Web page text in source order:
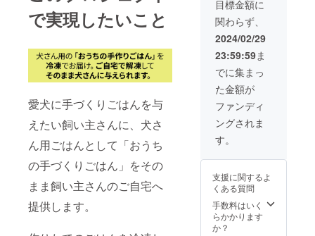
で実現したいこと
愛犬に手づくりごはんを与
えたい飼い主さんに、犬さ
ん用ごはんとして「おうち
の手づくりごはん」をその
まま飼い主さんのご自宅へ
提供します。
ジェク
ト本文
をご確
認くだ
さい。
金はカ
ウンセ
リング
終了後
にお伝
えする
銀行口
座へお
振込い
ただき
ます
（振込
主様ご
負
担）。
・オン
ライン
カウン
お届け
途中の
レシピ
内容の
変更は
できま
せん。
【お召
し上が
り方・
お食事
量の目
けの際
に同梱
される
冊子に
詳しく
記載し
詳しく
記載し
ていま
すの
ちらを
よくお
読みい
ただい
た上で
お召し
上がり
【レシ
ピにつ
いて】
＜お肉
ごはん
（鶏）
✕ 4袋」
「お肉
（鶏）
ごは
ん・お
魚
（鮭）
ごはん
を各2袋
ずつ
（計4
し上が
り方・
お食事
量の目
安】 商
品お届
販売価
格
（7,380
円/2024
年3月中
旬発売
開始予
定）か
ら
▲10%
OFFの8
2024年
の林美
彩先生
サイン
入りの
新刊本
目標金額に
関わらず、
2024/02/29
23:59:59ま
でに集まっ
た金額が
ファンディ
ングされま
す。
支援に関するよ
くある質問
手数料はいく
らかかります
か？